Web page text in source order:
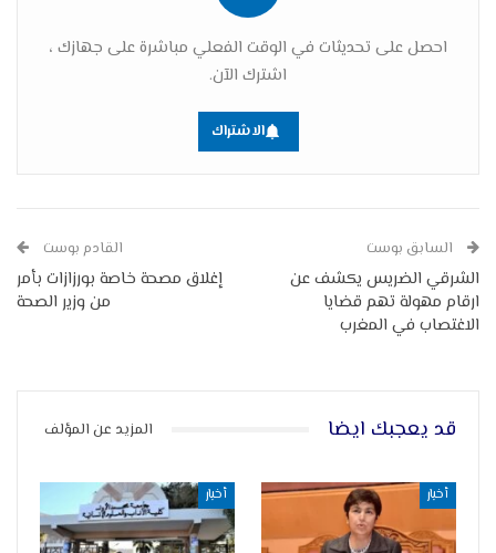
احصل على تحديثات في الوقت الفعلي مباشرة على جهازك ،
اشترك الآن.
الاشتراك
السابق بوست
الشرقي الضريس يكشف عن
ارقام مهولة تهم قضايا
الاغتصاب في المغرب
القادم بوست
إغلاق مصحة خاصة بورزازات بأمر
من وزير الصحة
قد يعجبك ايضا المزيد عن المؤلف
أخبار أخبار